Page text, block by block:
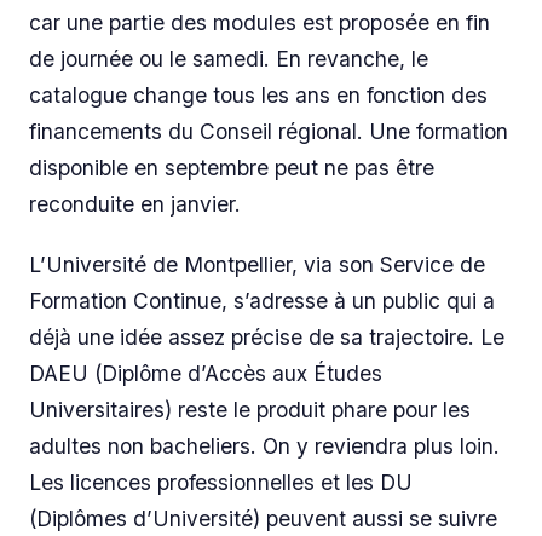
car une partie des modules est proposée en fin
de journée ou le samedi. En revanche, le
catalogue change tous les ans en fonction des
financements du Conseil régional. Une formation
disponible en septembre peut ne pas être
reconduite en janvier.
L’Université de Montpellier, via son Service de
Formation Continue, s’adresse à un public qui a
déjà une idée assez précise de sa trajectoire. Le
DAEU (Diplôme d’Accès aux Études
Universitaires) reste le produit phare pour les
adultes non bacheliers. On y reviendra plus loin.
Les licences professionnelles et les DU
(Diplômes d’Université) peuvent aussi se suivre